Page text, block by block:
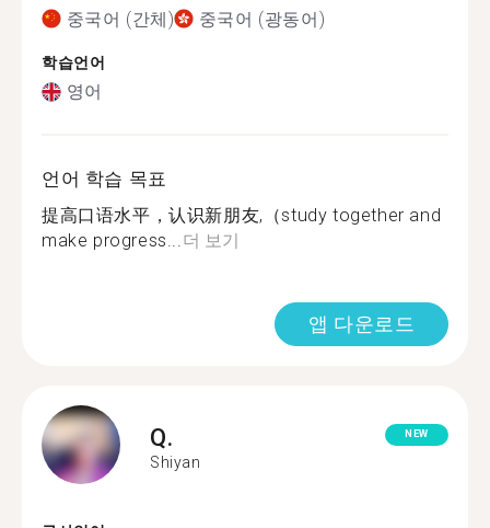
중국어 (간체) 중국어 (광동어)
학습언어
영어
언어 학습 목표
提高口语水平，认识新朋友,（study together and
make progress...더 보기
앱 다운로드
Q.
Shiyan
NEW